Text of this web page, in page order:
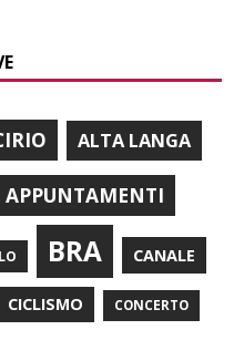
ALTA LANGA
APPUNTAMENTI
BRA CANALE
CICLISMO CONCERTO